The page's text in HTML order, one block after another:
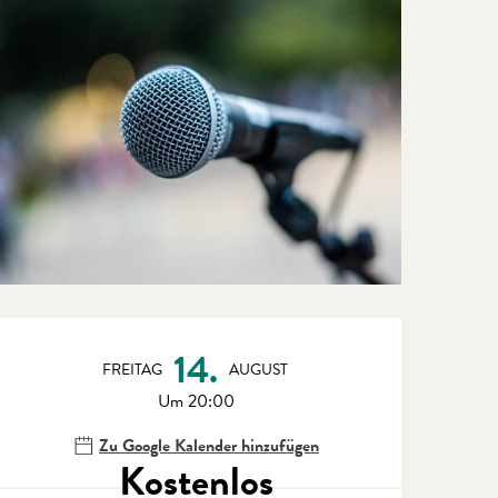
&
FREITAG 14. AUGUST
Um 20:00
Zu Google Kalender hinzufügen
Kostenlos